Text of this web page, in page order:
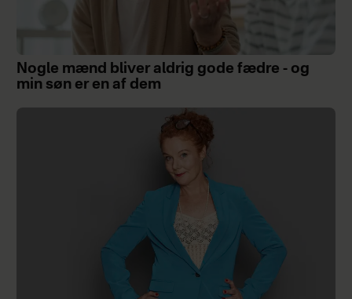
Nogle mænd bliver aldrig gode fædre - og
min søn er en af dem